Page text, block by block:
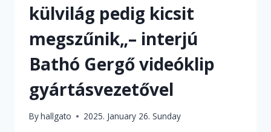
külvilág pedig kicsit
megszűnik„– interjú
Bathó Gergő videóklip
gyártásvezetővel
Byhallgato 2025. January 26. Sunday